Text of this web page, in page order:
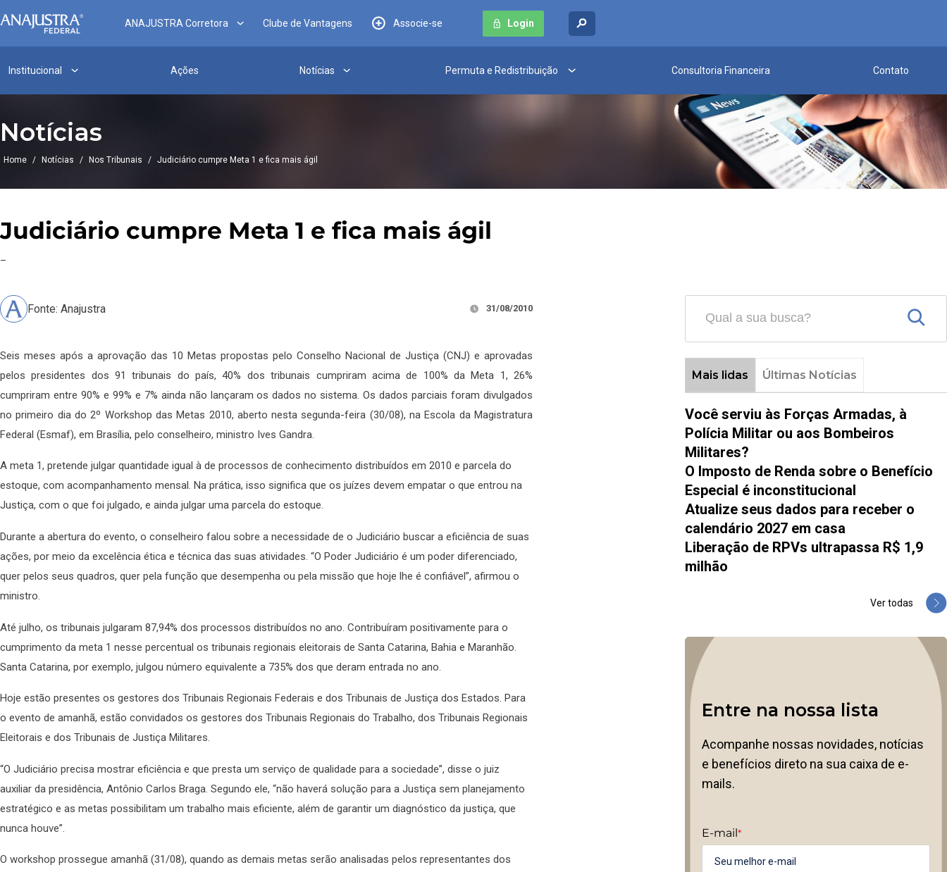
ANAJUSTRA Corretora Clube de Vantagens Associe-se Login
Institucional Ações Notícias Permuta e Redistribuição Consultoria Financeira Contato
Notícias
Home / Notícias / Nos Tribunais / Judiciário cumpre Meta 1 e fica mais ágil
Judiciário cumpre Meta 1 e fica mais ágil
–
Fonte: Anajustra 31/08/2010
Seis meses após a aprovação das 10 Metas propostas pelo Conselho Nacional de Justiça (CNJ) e aprovadas
pelos presidentes dos 91 tribunais do país, 40% dos tribunais cumpriram acima de 100% da Meta 1, 26%
cumpriram entre 90% e 99% e 7% ainda não lançaram os dados no sistema. Os dados parciais foram divulgados
no primeiro dia do 2º Workshop das Metas 2010, aberto nesta segunda-feira (30/08), na Escola da Magistratura
Federal (Esmaf), em Brasília, pelo conselheiro, ministro Ives Gandra.
A meta 1, pretende julgar quantidade igual à de processos de conhecimento distribuídos em 2010 e parcela do
estoque, com acompanhamento mensal. Na prática, isso significa que os juízes devem empatar o que entrou na
Justiça, com o que foi julgado, e ainda julgar uma parcela do estoque.
Durante a abertura do evento, o conselheiro falou sobre a necessidade de o Judiciário buscar a eficiência de suas
ações, por meio da excelência ética e técnica das suas atividades. “O Poder Judiciário é um poder diferenciado,
quer pelos seus quadros, quer pela função que desempenha ou pela missão que hoje lhe é confiável”, afirmou o
ministro.
Até julho, os tribunais julgaram 87,94% dos processos distribuídos no ano. Contribuíram positivamente para o
cumprimento da meta 1 nesse percentual os tribunais regionais eleitorais de Santa Catarina, Bahia e Maranhão.
Santa Catarina, por exemplo, julgou número equivalente a 735% dos que deram entrada no ano.
Hoje estão presentes os gestores dos Tribunais Regionais Federais e dos Tribunais de Justiça dos Estados. Para
o evento de amanhã, estão convidados os gestores dos Tribunais Regionais do Trabalho, dos Tribunais Regionais
Eleitorais e dos Tribunais de Justiça Militares.
“O Judiciário precisa mostrar eficiência e que presta um serviço de qualidade para a sociedade”, disse o juiz
auxiliar da presidência, Antônio Carlos Braga. Segundo ele, “não haverá solução para a Justiça sem planejamento
estratégico e as metas possibilitam um trabalho mais eficiente, além de garantir um diagnóstico da justiça, que
nunca houve”.
O workshop prossegue amanhã (31/08), quando as demais metas serão analisadas pelos representantes dos
Mais lidas Últimas Notícias
Você serviu às Forças Armadas, à
Polícia Militar ou aos Bombeiros
Militares?
O Imposto de Renda sobre o Benefício
Especial é inconstitucional
Atualize seus dados para receber o
calendário 2027 em casa
Liberação de RPVs ultrapassa R$ 1,9
milhão
Ver todas
Entre na nossa lista
Acompanhe nossas novidades, notícias
e benefícios direto na sua caixa de e-
mails.
E-mail *